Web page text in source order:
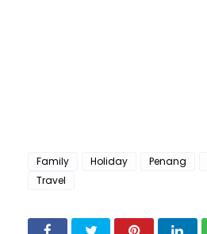
Family Holiday Penang
Travel